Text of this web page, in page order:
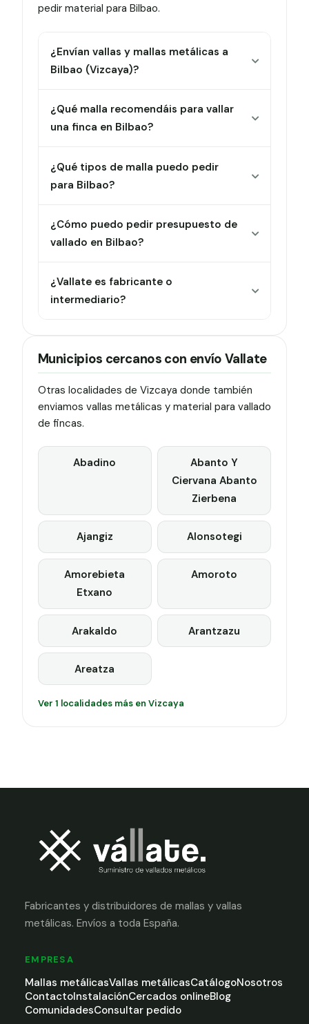
pedir material para Bilbao.
¿Envían vallas y mallas metálicas a
Bilbao (Vizcaya)?
¿Qué malla recomendáis para vallar
una finca en Bilbao?
¿Qué tipos de malla puedo pedir
para Bilbao?
¿Cómo puedo pedir presupuesto de
vallado en Bilbao?
¿Vallate es fabricante o
intermediario?
Municipios cercanos con envío Vallate
Otras localidades de Vizcaya donde también
enviamos vallas metálicas y material para vallado
de fincas.
Abadino
Abanto Y
Ciervana Abanto
Zierbena
Ajangiz Alonsotegi
Amorebieta
Etxano
Amoroto
Arakaldo Arantzazu
Areatza
Ver 1 localidades más en Vizcaya
Fabricantes y distribuidores de mallas y vallas
metálicas. Envíos a toda España.
EMPRESA
Mallas metálicasVallas metálicasCatálogoNosotros
ContactoInstalaciónCercados onlineBlog
ComunidadesConsultar pedido